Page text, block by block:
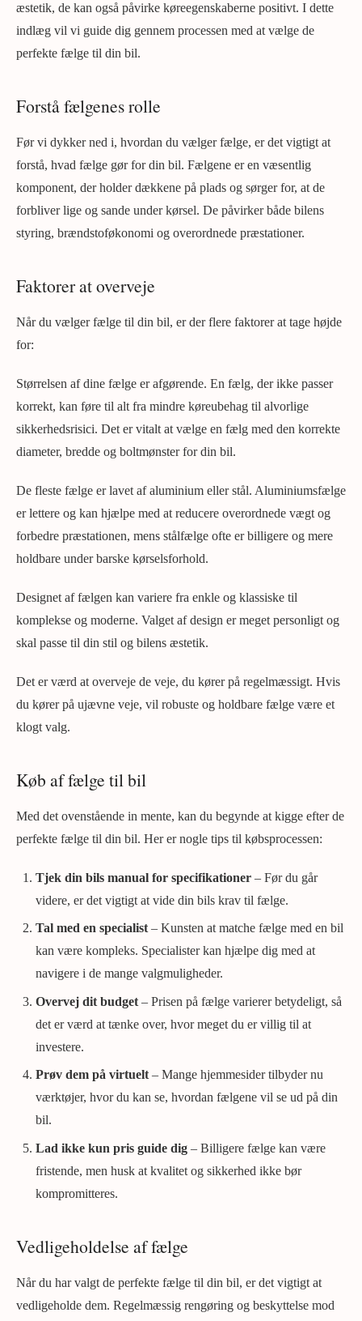
æstetik, de kan også påvirke køreegenskaberne positivt. I dette
indlæg vil vi guide dig gennem processen med at vælge de
perfekte fælge til din bil.
Forstå fælgenes rolle
Før vi dykker ned i, hvordan du vælger fælge, er det vigtigt at
forstå, hvad fælge gør for din bil. Fælgene er en væsentlig
komponent, der holder dækkene på plads og sørger for, at de
forbliver lige og sande under kørsel. De påvirker både bilens
styring, brændstoføkonomi og overordnede præstationer.
Faktorer at overveje
Når du vælger fælge til din bil, er der flere faktorer at tage højde
for:
Størrelsen af dine fælge er afgørende. En fælg, der ikke passer
korrekt, kan føre til alt fra mindre køreubehag til alvorlige
sikkerhedsrisici. Det er vitalt at vælge en fælg med den korrekte
diameter, bredde og boltmønster for din bil.
De fleste fælge er lavet af aluminium eller stål. Aluminiumsfælge
er lettere og kan hjælpe med at reducere overordnede vægt og
forbedre præstationen, mens stålfælge ofte er billigere og mere
holdbare under barske kørselsforhold.
Designet af fælgen kan variere fra enkle og klassiske til
komplekse og moderne. Valget af design er meget personligt og
skal passe til din stil og bilens æstetik.
Det er værd at overveje de veje, du kører på regelmæssigt. Hvis
du kører på ujævne veje, vil robuste og holdbare fælge være et
klogt valg.
Køb af fælge til bil
Med det ovenstående in mente, kan du begynde at kigge efter de
perfekte fælge til din bil. Her er nogle tips til købsprocessen:
Tjek din bils manual for specifikationer – Før du går
videre, er det vigtigt at vide din bils krav til fælge.
Tal med en specialist – Kunsten at matche fælge med en bil
kan være kompleks. Specialister kan hjælpe dig med at
navigere i de mange valgmuligheder.
Overvej dit budget – Prisen på fælge varierer betydeligt, så
det er værd at tænke over, hvor meget du er villig til at
investere.
Prøv dem på virtuelt – Mange hjemmesider tilbyder nu
værktøjer, hvor du kan se, hvordan fælgene vil se ud på din
bil.
Lad ikke kun pris guide dig – Billigere fælge kan være
fristende, men husk at kvalitet og sikkerhed ikke bør
kompromitteres.
Vedligeholdelse af fælge
Når du har valgt de perfekte fælge til din bil, er det vigtigt at
vedligeholde dem. Regelmæssig rengøring og beskyttelse mod